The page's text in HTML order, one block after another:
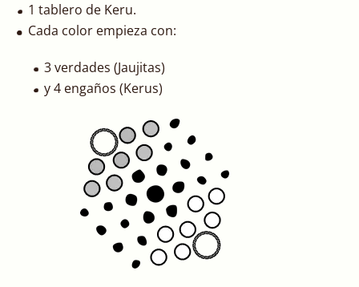
1 tablero de Keru.
Cada color empieza con:
3 verdades (Jaujitas)
y 4 engaños (Kerus)